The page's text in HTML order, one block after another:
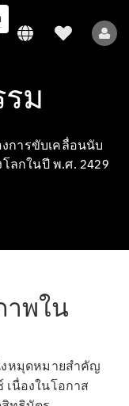
ม
การขับเคลื่อนนับ
ลกในปี พ.ศ. 2429
พใน
หมุดหมายสำคัญ
เนื่องในโอกาส